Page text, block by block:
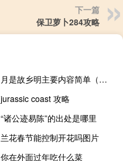
下一篇
保卫萝卜284攻略
月是故乡明主要内容简单（月是故乡明主要内容）
jurassic coast 攻略
“诸公迹易陈”的出处是哪里
兰花春节能控制开花吗图片
你在外面过年吃什么菜